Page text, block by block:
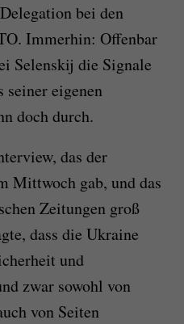
bei den
Immerhin: Offenbar
Selenskij die Signale
seiner eigenen
doch durch.
das der
Mittwoch gab, und das
Zeitungen groß
dass die Ukraine
und
zwar sowohl von
von Seiten